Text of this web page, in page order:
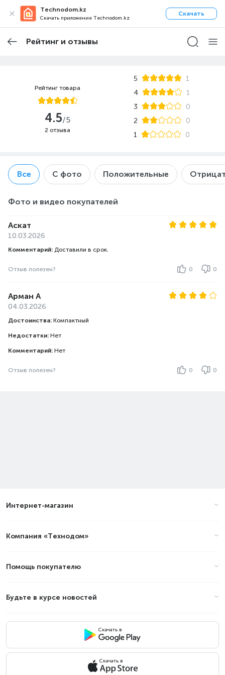
Technodom.kz
Скачать приложение Technodom.kz
Скачать
Рейтинг и отзывы
Все С фото Положительные
Фото и видео покупателей
Аскат
10.03.2026
Комментарий: Доставили в срок.
Отзыв полезен? 0 0
Арман А
04.03.2026
Достоинства: Компактный
Недостатки: Нет
Комментарий: Нет
Отзыв полезен? 0 0
Рейтинг товара
4.5/5
2 отзыва
5
1
4
1
3
0
2
0
1
0
Интернет-магазин
Компания «Технодом»
Помощь покупателю
Будьте в курсе новостей
Скачать в
Скачать в